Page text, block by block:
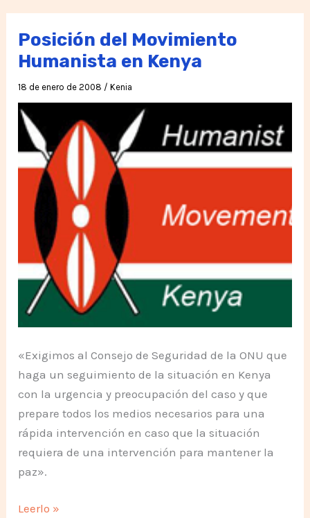
de
Tomás
Hirsch
en
Quito
Posición del Movimiento
Humanista en Kenya
18 de enero de 2008 /Kenia
«Exigimos al Consejo de Seguridad de la ONU que
haga un seguimiento de la situación en Kenya
con la urgencia y preocupación del caso y que
prepare todos los medios necesarios para una
rápida intervención en caso que la situación
requiera de una intervención para mantener la
paz».
Posición
Leerlo »